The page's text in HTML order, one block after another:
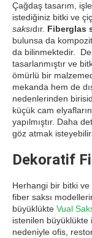
Çağdaş tasarım,
istediğiniz bitki ve
saksıdır. Fiberglas
bulunsa da
da bilinmektedir.
tasarlanmıştır ve
ömürlü bir
mekanda hem de
nedenlerinden
küçük cam
yapılmıştır. Daha
göz atmak
Dekoratif
Herhangi bir bitki
fiber saksı
büyüklükte Vual
istenilen büyüklükte
nedeniyle ofis,